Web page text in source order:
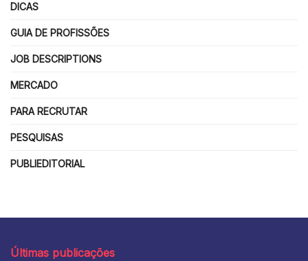
DICAS
GUIA DE PROFISSÕES
JOB DESCRIPTIONS
MERCADO
PARA RECRUTAR
PESQUISAS
PUBLIEDITORIAL
Últimas publicações